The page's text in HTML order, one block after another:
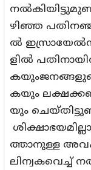
ഴിഞ്ഞ
ല്‍
ളില്‍
കയും
യും
ത്താനുള്ള
ലിന്വകവെച്ച്